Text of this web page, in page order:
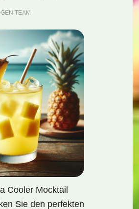
TEAM
Cooler Mocktail
Sie den perfekten